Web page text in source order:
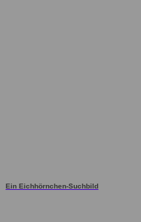
Ein Eichhörnchen-Suchbild